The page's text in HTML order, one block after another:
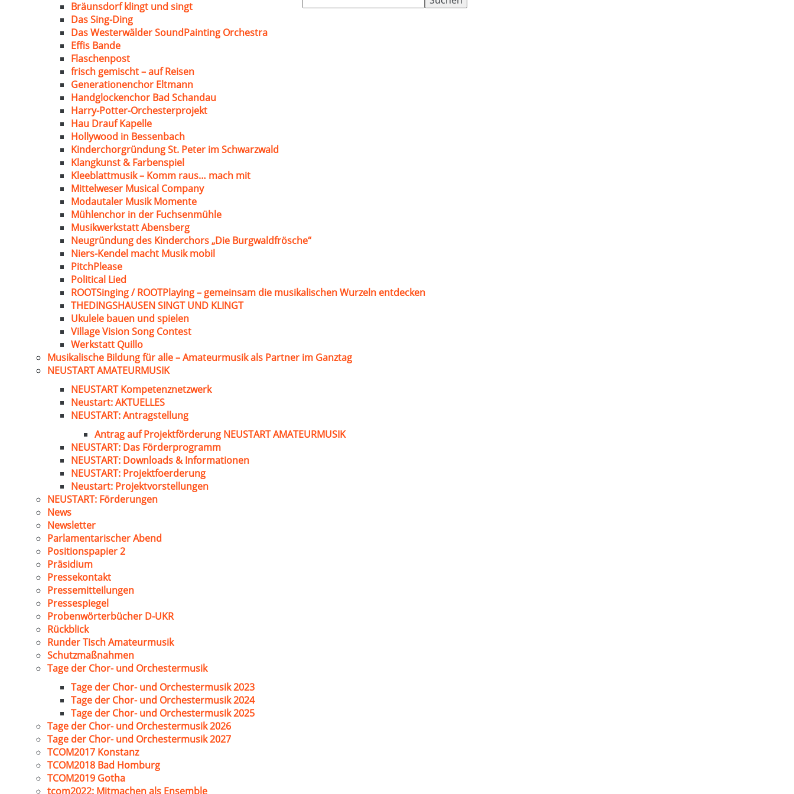
nach:
Bräunsdorf klingt und singt
Das Sing-Ding
Das Westerwälder SoundPainting Orchestra
Effis Bande
Flaschenpost
frisch gemischt – auf Reisen
Generationenchor Eltmann
Handglockenchor Bad Schandau
Harry-Potter-Orchesterprojekt
Hau Drauf Kapelle
Hollywood in Bessenbach
Kinderchorgründung St. Peter im Schwarzwald
Klangkunst & Farbenspiel
Kleeblattmusik – Komm raus… mach mit
Mittelweser Musical Company
Modautaler Musik Momente
Mühlenchor in der Fuchsenmühle
Musikwerkstatt Abensberg
Neugründung des Kinderchors „Die Burgwaldfrösche“
Niers-Kendel macht Musik mobil
PitchPlease
Political Lied
ROOTSinging / ROOTPlaying – gemeinsam die musikalischen Wurzeln entdecken
THEDINGSHAUSEN SINGT UND KLINGT
Ukulele bauen und spielen
Village Vision Song Contest
Werkstatt Quillo
Musikalische Bildung für alle – Amateurmusik als Partner im Ganztag
NEUSTART AMATEURMUSIK
NEUSTART Kompetenznetzwerk
Neustart: AKTUELLES
NEUSTART: Antragstellung
Antrag auf Projektförderung NEUSTART AMATEURMUSIK
NEUSTART: Das Förderprogramm
NEUSTART: Downloads & Informationen
NEUSTART: Projektfoerderung
Neustart: Projektvorstellungen
NEUSTART: Förderungen
News
Newsletter
Parlamentarischer Abend
Positionspapier 2
Präsidium
Pressekontakt
Pressemitteilungen
Pressespiegel
Probenwörterbücher D-UKR
Rückblick
Runder Tisch Amateurmusik
Schutzmaßnahmen
Tage der Chor- und Orchestermusik
Tage der Chor- und Orchestermusik 2023
Tage der Chor- und Orchestermusik 2024
Tage der Chor- und Orchestermusik 2025
Tage der Chor- und Orchestermusik 2026
Tage der Chor- und Orchestermusik 2027
TCOM2017 Konstanz
TCOM2018 Bad Homburg
TCOM2019 Gotha
tcom2022: Mitmachen als Ensemble